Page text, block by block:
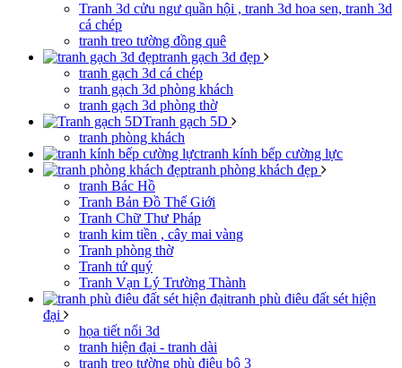
Tranh 3d cửu ngư quần hội , tranh 3d hoa sen, tranh 3d
cá chép
tranh treo tường đồng quê
tranh gạch 3d đẹp
tranh gạch 3d cá chép
tranh gạch 3d phòng khách
tranh gạch 3d phòng thờ
Tranh gạch 5D
tranh phòng khách
tranh kính bếp cường lực
tranh phòng khách đẹp
tranh Bác Hồ
Tranh Bản Đồ Thế Giới
Tranh Chữ Thư Pháp
tranh kim tiền , cây mai vàng
Tranh phòng thờ
Tranh tứ quý
Tranh Vạn Lý Trường Thành
tranh phù điêu đất sét hiện
đại
họa tiết nổi 3d
tranh hiện đại - tranh dài
tranh treo tường phù điêu bộ 3